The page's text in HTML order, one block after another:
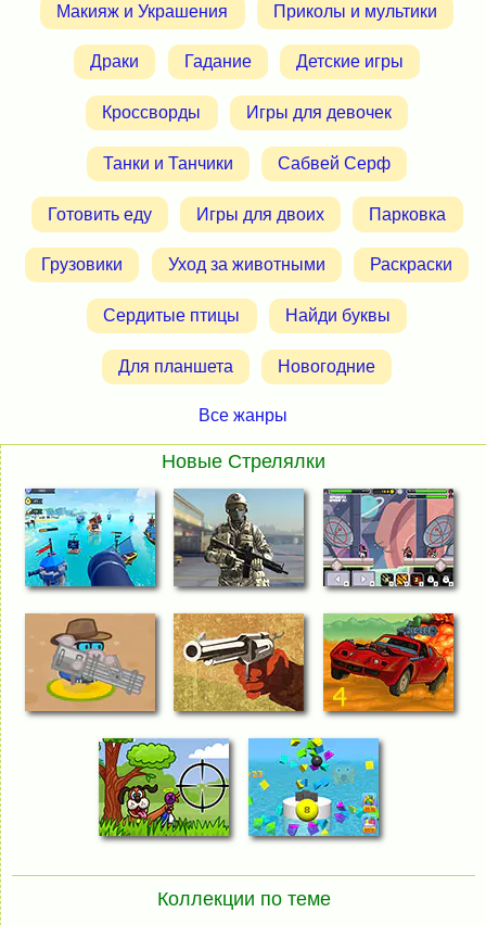
Макияж и Украшения Приколы и мультики
Драки Гадание Детские игры
Кроссворды Игры для девочек
Танки и Танчики Сабвей Серф
Готовить еду Игры для двоих Парковка
Грузовики Уход за животными Раскраски
Сердитые птицы Найди буквы
Для планшета Новогодние
Все жанры
Новые Стрелялки
Коллекции по теме